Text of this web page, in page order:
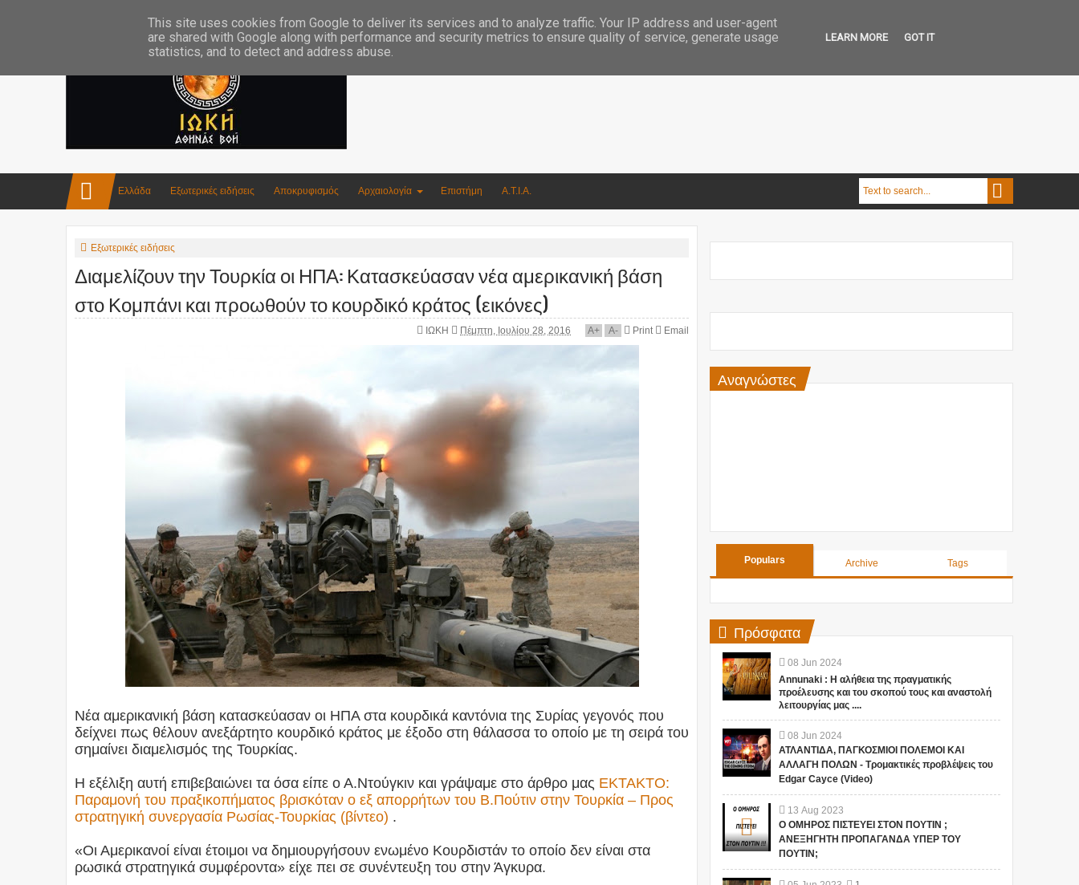
Ελλάδα Εξωτερικές ειδήσεις Αποκρυφισμός Αρχαιολογία Επιστήμη Α.Τ.Ι.Α.
Εξωτερικές ειδήσεις
Διαμελίζουν την Τουρκία οι ΗΠΑ: Κατασκεύασαν νέα αμερικανική βάση
στο Κομπάνι και προωθούν το κουρδικό κράτος (εικόνες)
ΙΩΚΗ Πέμπτη, Ιουλίου 28, 2016 A+ A- Print Email
Νέα αμερικανική βάση κατασκεύασαν οι ΗΠΑ στα κουρδικά καντόνια της Συρίας γεγονός που
δείχνει πως θέλουν ανεξάρτητο κουρδικό κράτος με έξοδο στη θάλασσα το οποίο με τη σειρά του
σημαίνει διαμελισμός της Τουρκίας.
H εξέλιξη αυτή επιβεβαιώνει τα όσα είπε ο Α.Ντούγκιν και γράψαμε στο άρθρο μας ΕΚΤΑΚΤΟ:
Παραμονή του πραξικοπήματος βρισκόταν ο εξ απορρήτων του Β.Πούτιν στην Τουρκία – Προς
στρατηγική συνεργασία Ρωσίας-Τουρκίας (βίντεο) .
«Οι Αμερικανοί είναι έτοιμοι να δημιουργήσουν ενωμένο Κουρδιστάν το οποίο δεν είναι στα
ρωσικά στρατηγικά συμφέροντα» είχε πει σε συνέντευξη του στην Άγκυρα.
Αναγνώστες
Populars Archive Tags
Πρόσφατα
08 Jun 2024
Annunaki : Η αλήθεια της πραγματικής
προέλευσης και του σκοπού τους και αναστολή
λειτουργίας μας ....
08 Jun 2024
ΑΤΛΑΝΤΙΔΑ, ΠΑΓΚΟΣΜΙΟΙ ΠΟΛΕΜΟΙ ΚΑΙ
ΑΛΛΑΓΗ ΠΟΛΩΝ - Τρομακτικές προβλέψεις του
Edgar Cayce (Video)
13 Aug 2023
Ο ΟΜΗΡΟΣ ΠΙΣΤΕΥΕΙ ΣΤΟΝ ΠΟΥΤΙΝ ;
ΑΝΕΞΗΓΗΤΗ ΠΡΟΠΑΓΑΝΔΑ ΥΠΕΡ ΤΟΥ
ΠΟΥΤΙΝ;
This site uses cookies from Google to deliver its services and to analyze traffic. Your IP address and user-agent
are shared with Google along with performance and security metrics to ensure quality of service, generate usage
statistics, and to detect and address abuse.
LEARN MORE GOT IT